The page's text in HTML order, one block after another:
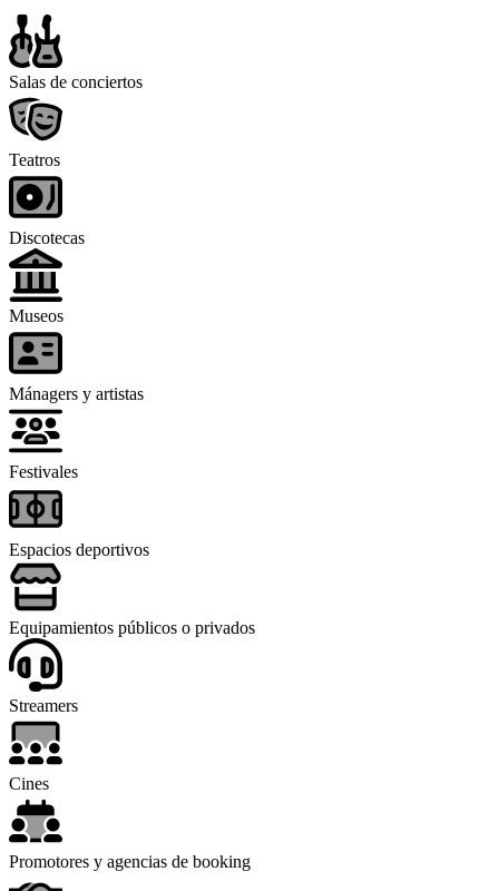
Salas de conciertos
Teatros
Discotecas
Museos
Mánagers y artistas
Festivales
Espacios deportivos
Equipamientos públicos o privados
Streamers
Cines
Promotores y agencias de booking